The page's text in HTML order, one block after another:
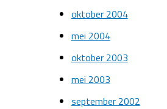
oktober 2004
mei 2004
oktober 2003
mei 2003
september 2002